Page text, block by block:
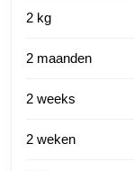
2 kg
2 maanden
2 weeks
2 weken